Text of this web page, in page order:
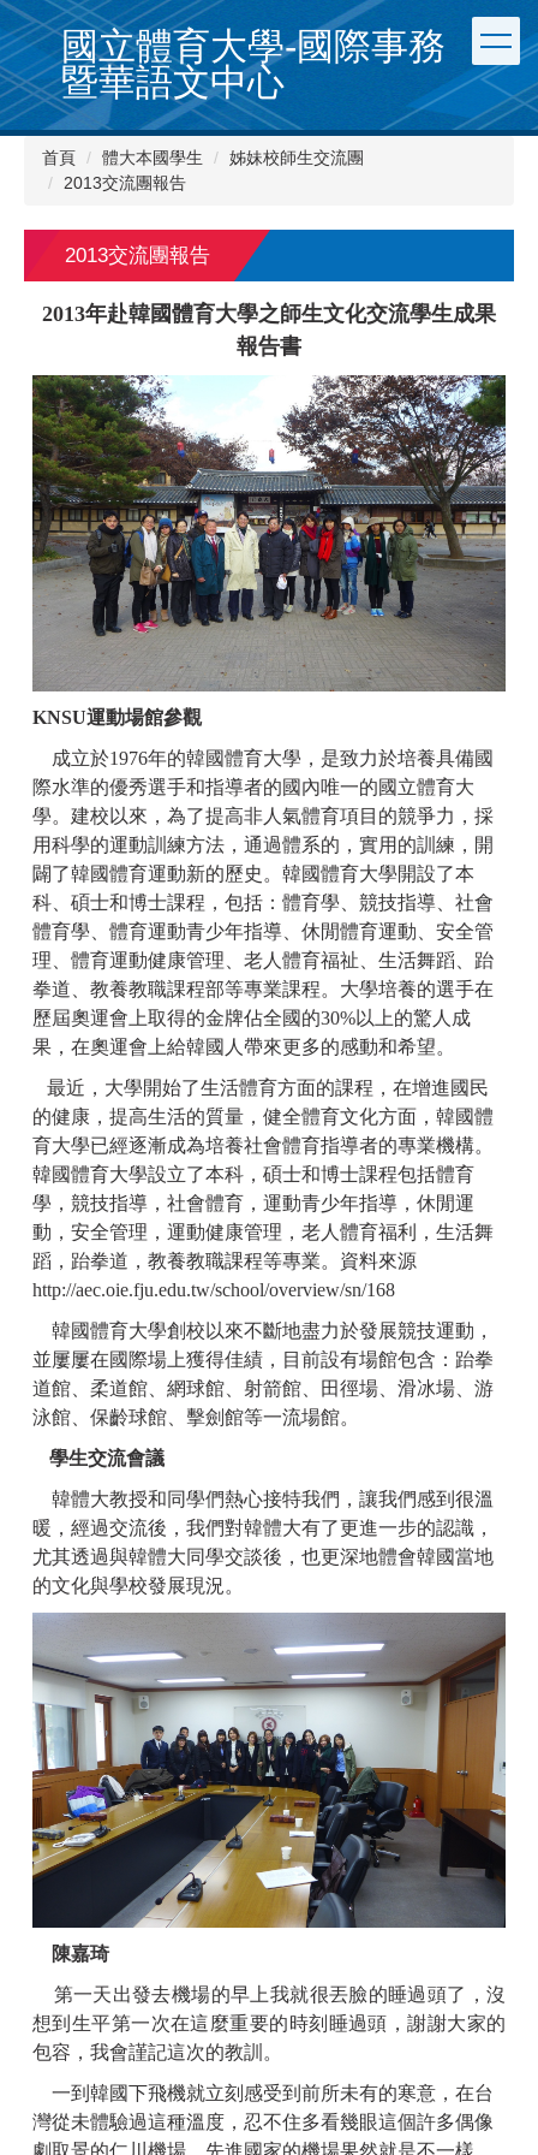
跳
到
主
要
內
國立體育大學-國際事務
暨華語文中心
首頁 體大本國學生
姊妹校師生交流團
2013交流團報告
2013交流團報告
2013年赴韓國體育大學之師生文化交流學生成果
報告書
KNSU運動場館參觀
成立於1976年的韓國體育大學，是致力於培養具備國
際水準的優秀選手和指導者的國內唯一的國立體育大
學。建校以來，為了提高非人氣體育項目的競爭力，採
用科學的運動訓練方法，通過體系的，實用的訓練，開
闢了韓國體育運動新的歷史。韓國體育大學開設了本
科、碩士和博士課程，包括：體育學、競技指導、社會
體育學、體育運動青少年指導、休閒體育運動、安全管
理、體育運動健康管理、老人體育福祉、生活舞蹈、跆
拳道、教養教職課程部等專業課程。大學培養的選手在
歷屆奧運會上取得的金牌佔全國的30%以上的驚人成
果，在奧運會上給韓國人帶來更多的感動和希望。
最近，大學開始了生活體育方面的課程，在增進國民
的健康，提高生活的質量，健全體育文化方面，韓國體
育大學已經逐漸成為培養社會體育指導者的專業機構。
韓國體育大學設立了本科，碩士和博士課程包括體育
學，競技指導，社會體育，運動青少年指導，休閒運
動，安全管理，運動健康管理，老人體育福利，生活舞
蹈，跆拳道，教養教職課程等專業。 資料來源
http://aec.oie.fju.edu.tw/school/overview/sn/168
韓國體育大學創校以來不斷地盡力於發展競技運動，
並屢屢在國際場上獲得佳績，目前設有場館包含：跆拳
道館、柔道館、網球館、射箭館、田徑場、滑冰場、游
泳館、保齡球館、擊劍館等一流場館。
學生交流會議
韓體大教授和同學們熱心接特我們，讓我們感到很溫
暖，經過交流後，我們對韓體大有了更進一步的認識，
尤其透過與韓體大同學交談後，也更深地體會韓國當地
的文化與學校發展現況。
陳嘉琦
第一天出發去機場的早上我就很丟臉的睡過頭了，沒
想到生平第一次在這麼重要的時刻睡過頭，謝謝大家的
包容，我會謹記這次的教訓。
一到韓國下飛機就立刻感受到前所未有的寒意，在台
灣從未體驗過這種溫度，忍不住多看幾眼這個許多偶像